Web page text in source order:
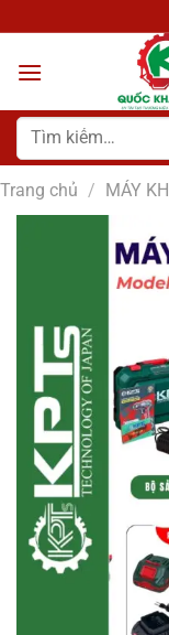
đến
nội
Tìm
kiếm:
Trang chủ / MÁY